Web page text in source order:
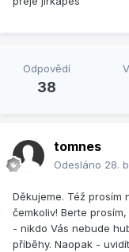
Odpovědí
38
tomnes
Odesláno 28.
Děkujeme. Též prosím
čemkoliv! Berte
- nikdo Vás nebude
příběhy. Naopak -